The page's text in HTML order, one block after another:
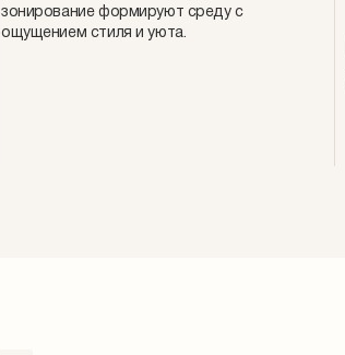
зонирование формируют среду с
ощущением стиля и уюта.